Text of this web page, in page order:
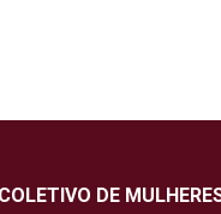
COLETIVO DE